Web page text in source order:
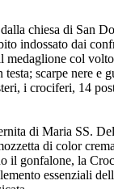
chiesa di San
indossato dai
col
scarpe nere
i crociferi, 14
di Maria SS.
di color
il gonfalone, la
essenziali